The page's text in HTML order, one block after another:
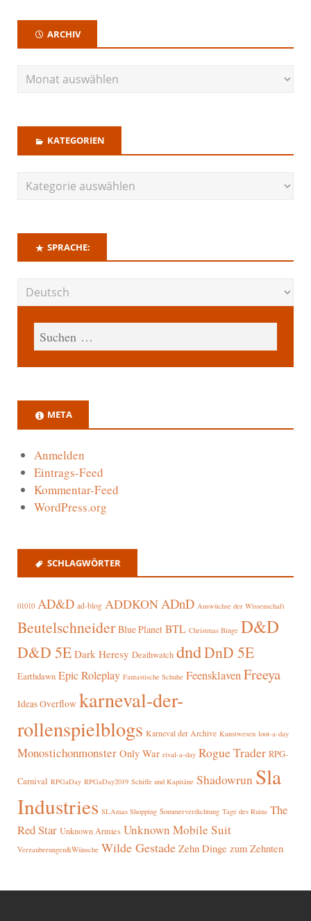
ARCHIV
KATEGORIEN
SPRACHE:
META
Anmelden
Eintrags-Feed
Kommentar-Feed
WordPress.org
SCHLAGWÖRTER
01010 AD&D ad-blog ADDKONADnD Auswüchse der Wissenschaft
Beutelschneider Blue Planet BTL Christmas Binge D&D
D&D 5E Dark Heresy Deathwatch dndDnD 5E
Earthdawn Epic Roleplay Fantastische Schuhe FeensklavenFreeya
Ideas Overflow karneval-der-
rollenspielblogs Karneval der Archive Kunstwesen loot-a-day
Monostichonmonster Only War rival-a-day Rogue Trader RPG-
Carnival RPGaDay RPGaDay2019 Schiffe und Kapitäne Shadowrun Sla
Industries SLAmas Shopping Sommerverdichtung Tage des Ruins The
Red Star Unknown Armies Unknown Mobile Suit
Verzauberungen&Wünsche Wilde Gestade Zehn Dinge zum Zehnten